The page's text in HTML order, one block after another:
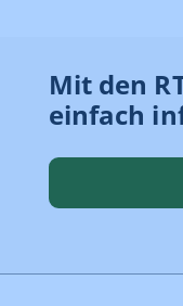
Mit den
einfach